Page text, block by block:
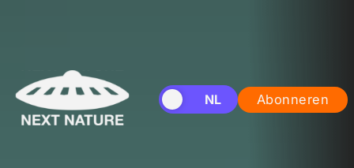
EN NL Abonneren